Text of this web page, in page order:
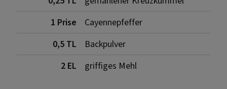
1 Prise
Cayennepfeffer
0,5 TL
Backpulver
2 EL
griffiges Mehl